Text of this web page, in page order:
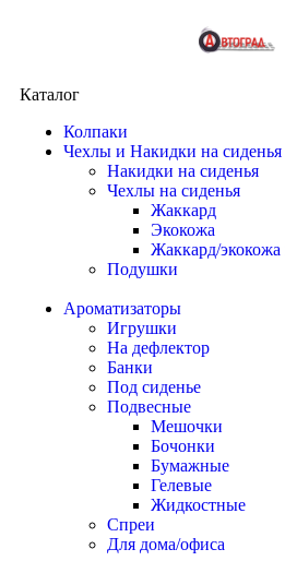
Каталог
Колпаки
Чехлы и Накидки на сиденья
Накидки на сиденья
Чехлы на сиденья
Жаккард
Экокожа
Жаккард/
Подушки
Ароматизаторы
Игрушки
На дефлектор
Банки
Под сиденье
Подвесные
Мешочки
Бочонки
Бумажные
Гелевые
Жидкостные
Спреи
Для дома/офиса